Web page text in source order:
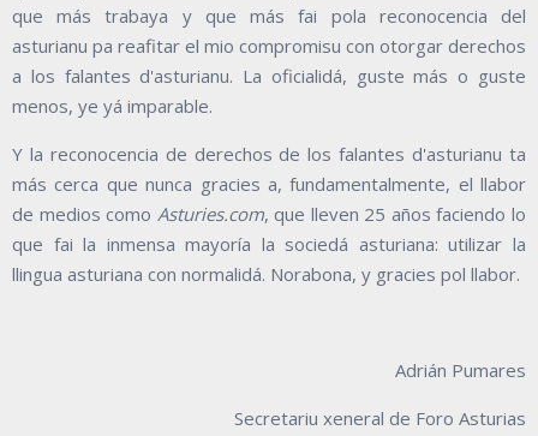
que más trabaya y que más fai pola reconocencia del
asturianu pa reafitar el mio compromisu con otorgar derechos
a los falantes d'asturianu. La oficialidá, guste más o guste
menos, ye yá imparable.
Y la reconocencia de derechos de los falantes d'asturianu ta
más cerca que nunca gracies a, fundamentalmente, el llabor
de medios como Asturies.com, que lleven 25 años faciendo lo
que fai la inmensa mayoría la sociedá asturiana: utilizar la
llingua asturiana con normalidá. Norabona, y gracies pol llabor.
Adrián Pumares
Secretariu xeneral de Foro Asturias